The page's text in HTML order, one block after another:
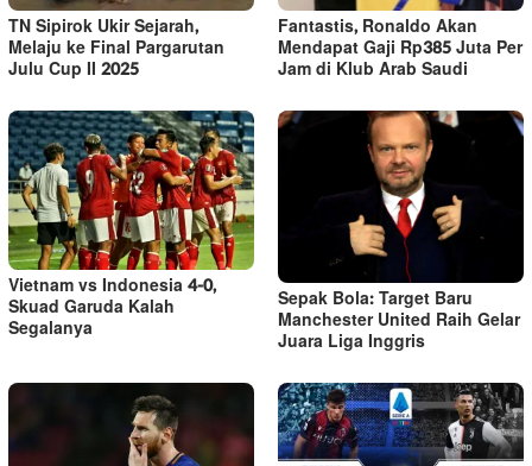
TN Sipirok Ukir Sejarah,
Melaju ke Final Pargarutan
Julu Cup II 2025
Fantastis, Ronaldo Akan
Mendapat Gaji Rp385 Juta Per
Jam di Klub Arab Saudi
Vietnam vs Indonesia 4-0,
Skuad Garuda Kalah
Segalanya
Sepak Bola: Target Baru
Manchester United Raih Gelar
Juara Liga Inggris